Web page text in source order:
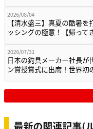
2026/08/04
【清水盛三】真夏の酷暑を
ッシングの極意！【帰っ
2026/07/31
日本の釣具メーカー社長が
ン賞授賞式に出席！世界